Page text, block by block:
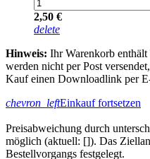
2,50 €
delete
Hinweis: Ihr Warenkorb
werden nicht per Post
Kauf einen Downloadlink per
chevron_leftEinkauf fortsetzen
Preisabweichung durch
möglich (aktuell: []). Das
Bestellvorgangs festgelegt.